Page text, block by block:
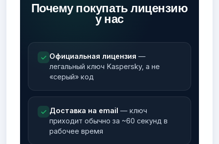
Почему покупать лицензию
у нас
Официальная лицензия —
легальный ключ Kaspersky, а не
«серый» код
Доставка на email — ключ
приходит обычно за ~60 секунд в
рабочее время